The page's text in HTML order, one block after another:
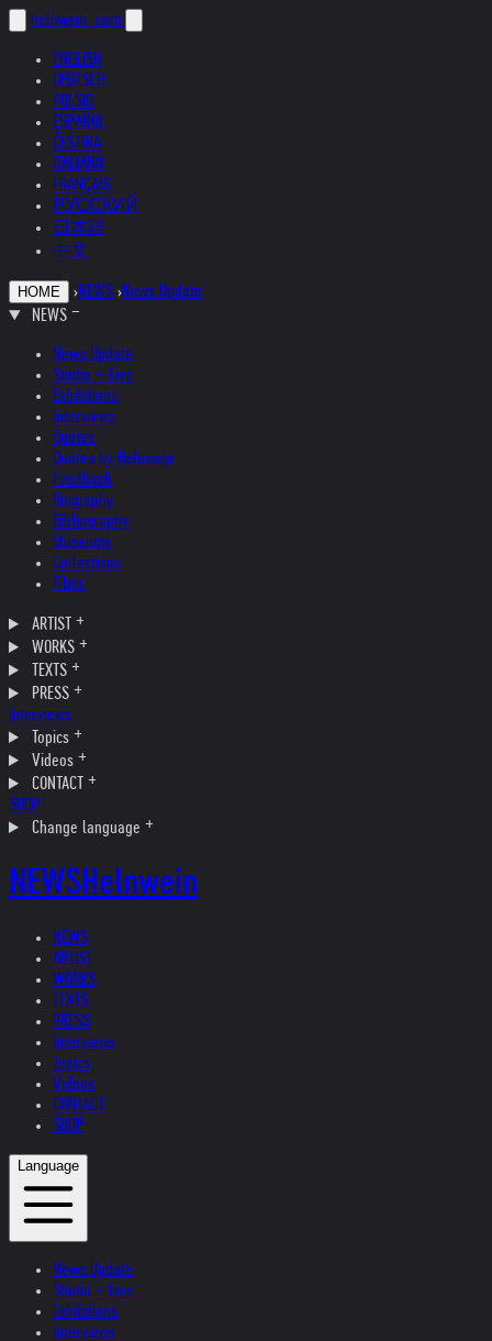
helnwein .com
ENGLISH
DEUTSCH
POLSKI
ESPAÑOL
ČEŠTINA
ITALIANO
FRANÇAIS
РУССКИЙ
日本語
中文
HOME ›NEWS ›News Update
NEWS
News Update
Studio + Live
Exhibitions
Interviews
Quotes
Quotes by Helnwein
Feedback
Biography
Bibliography
Museums
Collections
Films
ARTIST
WORKS
TEXTS
PRESS
Interviews
Topics
Videos
CONTACT
SHOP
Change language
NEWSHelnwein
NEWS
ARTIST
WORKS
TEXTS
PRESS
Interviews
Topics
Videos
CONTACT
SHOP
Language
News Update
Studio + Live
Exhibitions
Interviews